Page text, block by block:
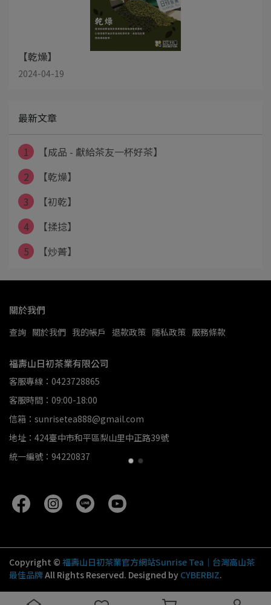
【乾燥】
2024-04-19
最新文章
1
【成品 - 獻給茶友一杯好茶】
2
【乾燥】
3
【初乾】
4
【揉捻】
5
【炒菁】
關於我們
查詢 關於我們 我的帳戶 退款政策 隱私政策 服務條款
福壽山日初茶業有限公司
客服專線：0423728865
客服時間：09:00-18:00
信箱：sunrisetea888@gmail.com
地址：424臺中市和平區梨山里中正路39號
統一編號：94220837
Copyright © 福壽山日初茶業官方網站Sunrise Tea｜台灣高山茶
最佳品牌All Rights Reserved. Designed by CYBERBIZ.